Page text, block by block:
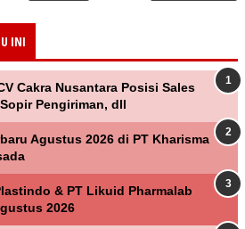
INI
Cakra Nusantara Posisi Sales
Pengiriman, dll
Agustus 2026 di PT Kharisma
& PT Likuid Pharmalab
2026